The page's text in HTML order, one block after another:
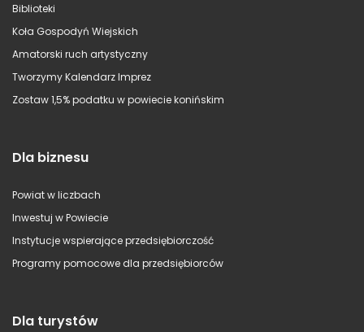
Biblioteki
Koła Gospodyń Wiejskich
Amatorski ruch artystyczny
Tworzymy Kalendarz Imprez
Zostaw 1,5% podatku w powiecie konińskim
Dla biznesu
Powiat w liczbach
Inwestuj w Powiecie
Instytucje wspierające przedsiębiorczość
Programy pomocowe dla przedsiębiorców
Dla turystów